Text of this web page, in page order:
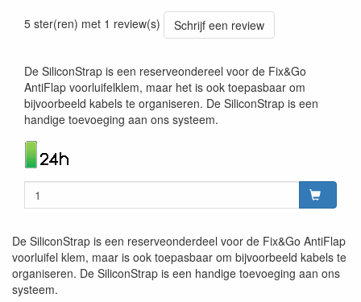
5 ster(ren) met 1 review(s)
Schrijf een review
De SiliconStrap is een reserveondereel voor de Fix&Go
AntiFlap voorluifelklem, maar het is ook toepasbaar om
bijvoorbeeld kabels te organiseren. De SiliconStrap is een
handige toevoeging aan ons systeem.
De SiliconStrap is een reserveonderdeel voor de Fix&Go AntiFlap
voorluifel klem, maar is ook toepasbaar om bijvoorbeeld kabels te
organiseren. De SiliconStrap is een handige toevoeging aan ons
systeem.